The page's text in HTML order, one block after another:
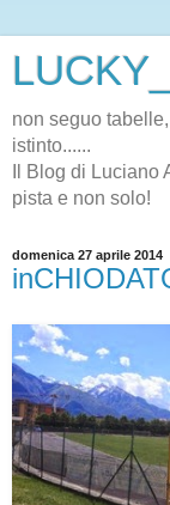
non seguo
istinto......
Il Blog di
pista e non solo!
domenica 27 aprile 2014